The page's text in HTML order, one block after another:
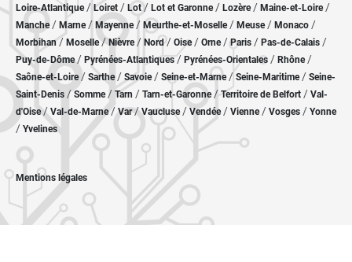
Loire-Atlantique/ Loiret / Lot/ Lot et Garonne/ Lozère / Maine-et-Loire/
Manche/ Marne/ Mayenne/ Meurthe-et-Moselle/ Meuse/ Monaco /
Morbihan/ Moselle/ Nièvre / Nord/ Oise / Orne/Paris / Pas-de-Calais /
Puy-de-Dôme/ Pyrénées-Atlantiques / Pyrénées-Orientales / Rhône/
Saône-et-Loire/ Sarthe/ Savoie/ Seine-et-Marne/ Seine-Maritime/ Seine-
Saint-Denis /Somme/ Tarn / Tarn-et-Garonne/Territoire de Belfort / Val-
d'Oise/ Val-de-Marne/Var/Vaucluse/ Vendée/ Vienne/ Vosges / Yonne
/ Yvelines
Mentions légales